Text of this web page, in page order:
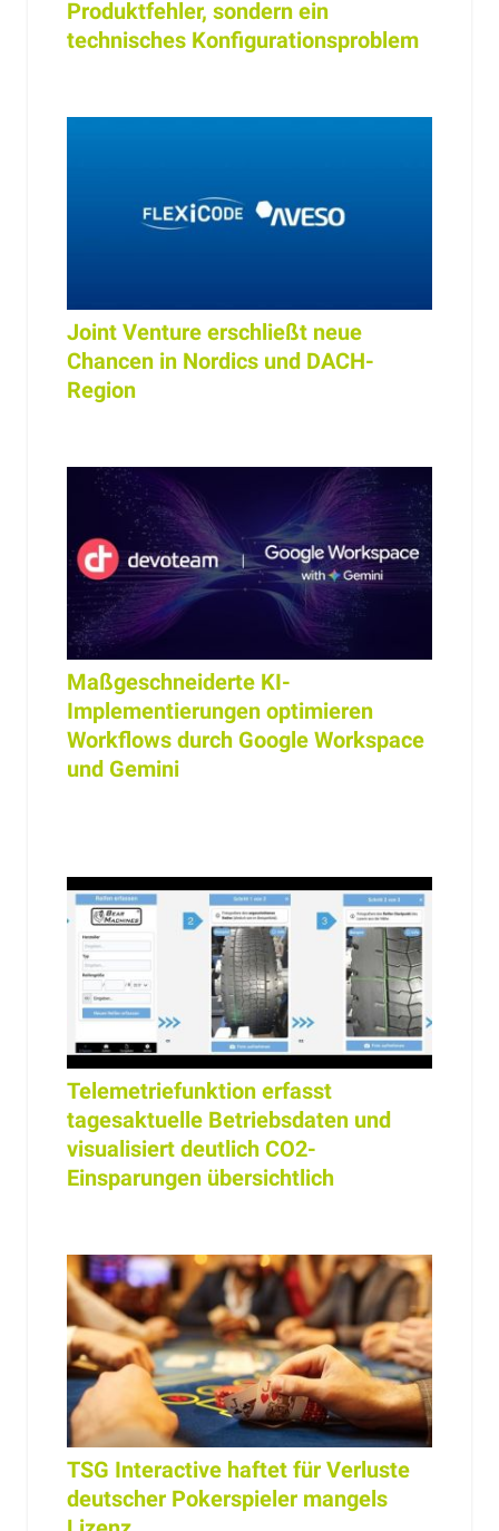
Produktfehler, sondern ein
technisches Konfigurationsproblem
Joint Venture erschließt neue
Chancen in Nordics und DACH-
Region
Maßgeschneiderte KI-
Implementierungen optimieren
Workflows durch Google Workspace
und Gemini
Telemetriefunktion erfasst
tagesaktuelle Betriebsdaten und
visualisiert deutlich CO2-
Einsparungen übersichtlich
TSG Interactive haftet für Verluste
deutscher Pokerspieler mangels